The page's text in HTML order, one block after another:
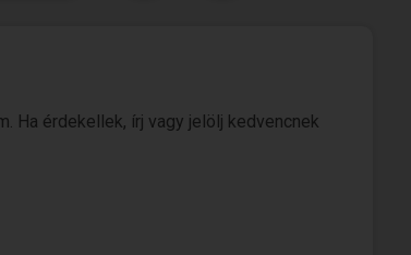
Ha érdekellek, írj vagy jelölj kedvencnek